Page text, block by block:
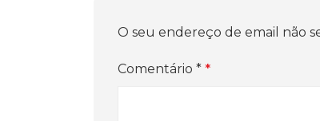
O seu endereço de email não
Comentário *